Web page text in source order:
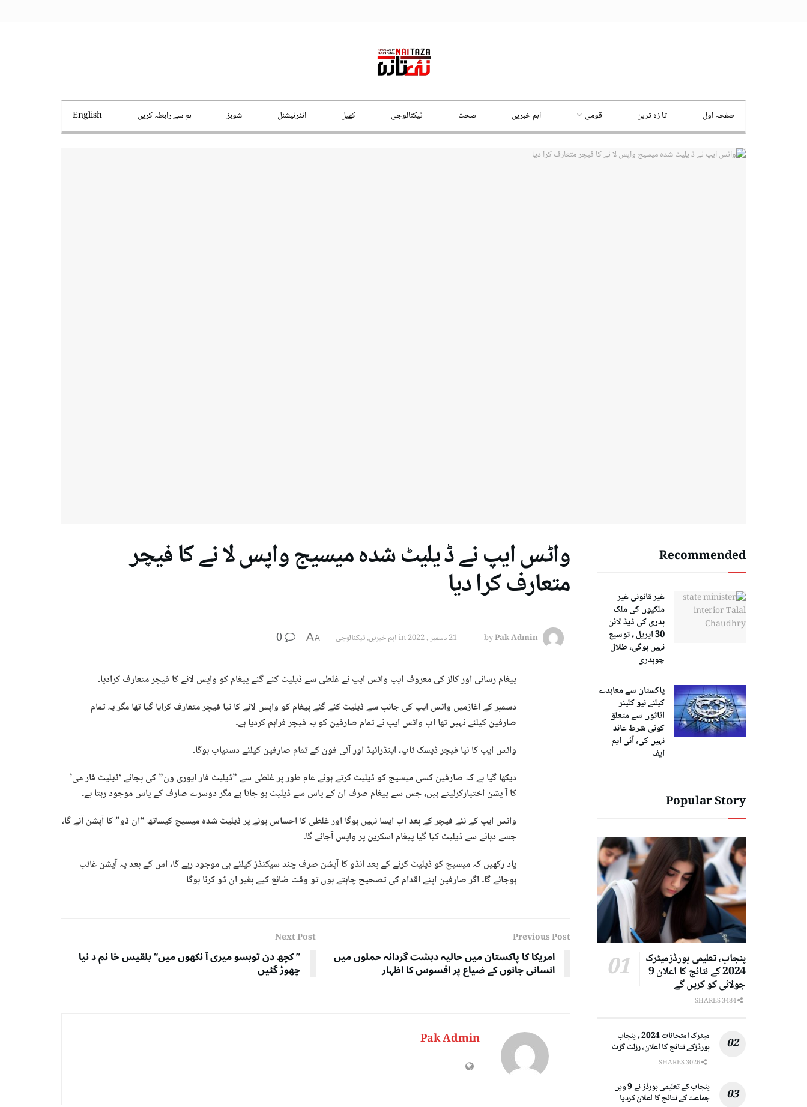
صفحہ اول تا زہ ترین قومی اہم خبریں صحت ٹیکنالوجی کھیل انٹرنیشنل شوبز ہم سے رابطہ کریں English
واٹس ایپ نے ڈ یلیٹ شدہ میسیج واپس لا نے کا فیچر
متعارف کرا دیا
byPak Admin 21 دسمبر , 2022 inاہم خبریں,ٹیکنالوجی A
A
0
پیغام رسانی اور کالز کی معروف ایپ واٹس ایپ نے غلطی سے ڈیلیٹ کئے گئے پیغام کو واپس لانے کا فیچر متعارف کرادیا۔
دسمبر کے آغازمیں واٹس ایپ کی جانب سے ڈیلیٹ کئے گئے پیغام کو واپس لانے کا نیا فیچر متعارف کرایا گیا تھا مگر یہ تمام
صارفین کیلئے نہیں تھا اب واٹس ایپ نے تمام صارفین کو یہ فیچر فراہم کردیا ہے۔
واٹس ایپ کا نیا فیچر ڈیسک ٹاپ، اینڈرائیڈ اور آئی فون کے تمام صارفین کیلئے دستیاب ہوگا۔
دیکھا گیا ہے کہ صارفین کسی میسیج کو ڈیلیٹ کرتے ہوئے عام طور پر غلطی سے ”ڈیلیٹ فار ایوری ون” کی بجائے ‘ڈیلیٹ فار می’
کا آ پشن اختیارکرلیتے ہیں، جس سے پیغام صرف ان کے پاس سے ڈیلیٹ ہو جاتا ہے مگر دوسرے صارف کے پاس موجود رہتا ہے۔
واٹس ایپ کے نئے فیچر کے بعد اب ایسا نہیں ہوگا اور غلطی کا احساس ہونے پر ڈیلیٹ شدہ میسیج کیساتھ “ان ڈو” کا آپشن آئے گا،
جسے دبانے سے ڈیلیٹ کیا گیا پیغام اسکرین پر واپس آجائے گا۔
یاد رکھیں کہ میسیج کو ڈیلیٹ کرنے کے بعد انڈو کا آپشن صرف چند سیکنڈز کیلئے ہی موجود رہے گا، اس کے بعد یہ آپشن غائب
ہوجائے گا۔ اگر صارفین اپنے اقدام کی تصحیح چاہتے ہوں تو وقت ضائع کیے بغیر ان ڈو کرنا ہوگا
Previous Post
امریکا کا پاکستان میں حالیہ دہشت گردانہ حملوں میں
انسانی جانوں کے ضیاع پر افسوس کا اظہار
Next Post
” کچھ دن توبسو میری آ نکھوں میں“ بلقیس خا نم د نیا
چھوڑ گئیں
Pak Admin
Recommended
غیر قانونی غیر
ملکیوں کی ملک
بدری کی ڈیڈ لائن
30 اپریل ، توسیع
نہیں ہوگی، طلال
چوہدری
پاکستان سے معاہدے
کیلئے نیو کلیئر
اثاثوں سے متعلق
کوئی شرط عائد
نہیں کی، آئی ایم
ایف
Popular Story
پنجاب، تعلیمی بورڈزمیٹرک
2024 کے نتائج کا اعلان 9
جولائی کو کریں گے
میٹرک امتحانات 2024 ، پنجاب
بورڈزکے نتائج کا اعلان، رزلٹ گزٹ
پنجاب کے تعلیمی بورڈز نے 9 ویں
جماعت کے نتائج کا اعلان کردیا